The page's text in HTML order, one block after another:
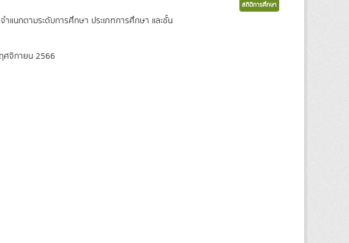
สถิติการศึกษา
ำแนกตามระดับการศึกษา ประเภทการศึกษา และชั้น
จิกายน 2566